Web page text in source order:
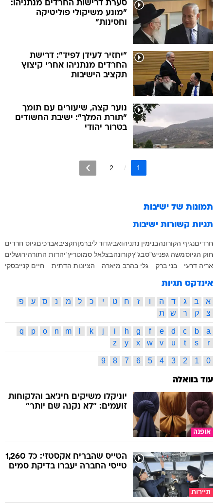
סערת דרישות החרדים מנתניהו:
"מונע משיקולי פוליטיקה
וחסינות"
"יחזיר לעידן לפיד": דרישת
החרדים מנתניהו אחרי קיצוץ
תקציב הישיבות
נוער קצה, שיעורים עם תומך
"תורת המלך": ישיבת החשודים
בטרור יהודי
1
2
תמונות של ישיבות
תגיות קשורות ישיבות
חרדיםנגיף הקורונהבנימין נתניהואביגדור ליברמןתקציבאברכיםגיוס חרדים
חוק הגיוסמשה גפניש"סבג"ץקורונהבצלאל סמוטריץ'יהדות התורהירושלים
אריה דרעי
בני ברק גלי בהרב מיארה הציונות הדתית חיים קנייבסקי
אינדקס תגיות
א ב ג ד ה ו ז ח ט י כ ל מ נ ס ע
פ
צ
ק ר ש ת
a
b
c
d
e
f
g
h
i
j
k
m
n
o
p
q
r
s
t
u
v
w
x
y
z
0
1
2
3
4
5
6
7
8
9
עוד בוואלה
אופנה
יוניקלו משיקים חיג'אב והלקוחות
זועמים: "לא נקנה שם יותר"
תיירות
הטייס שהבריח אקסטזי: כל 1,260
טייסי החברה יעברו בדיקת סמים